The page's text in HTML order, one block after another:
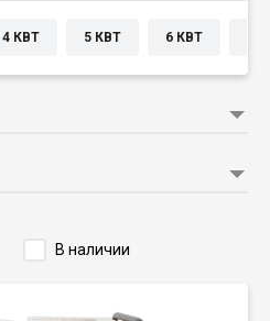
4 КВТ 5 КВТ 6 КВТ
В наличии